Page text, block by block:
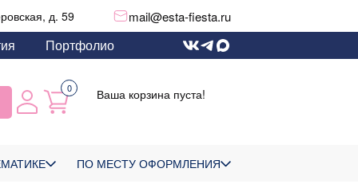
д. 59 mail@esta-fiesta.ru
Портфолио
0 Ваша корзина пуста!
ПО МЕСТУ ОФОРМЛЕНИЯ